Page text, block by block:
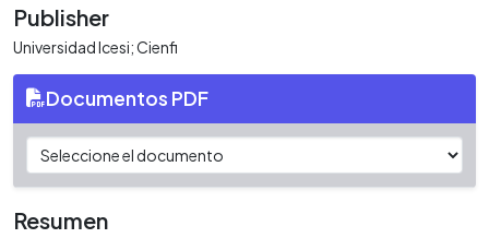
Publisher
Universidad Icesi; Cienfi
Documentos PDF
Resumen